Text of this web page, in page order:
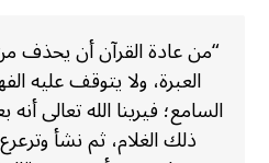
“من عادة القرآن أن يحذف
العبرة، ولا يتوقف عليه
السامع؛ فيرينا الله تعالى
ذلك الغلام، ثم نشأ